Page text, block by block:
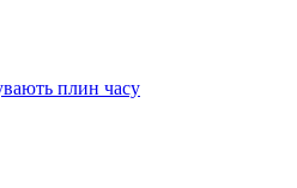
плин часу